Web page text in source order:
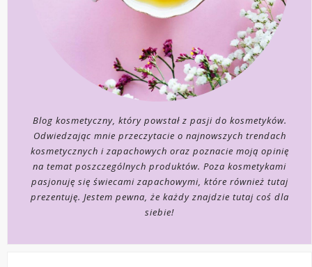
Blog kosmetyczny, który powstał z pasji do kosmetyków.
Odwiedzając mnie przeczytacie o najnowszych trendach
kosmetycznych i zapachowych oraz poznacie moją opinię
na temat poszczególnych produktów. Poza kosmetykami
pasjonuję się świecami zapachowymi, które również tutaj
prezentuję. Jestem pewna, że każdy znajdzie tutaj coś dla
siebie!